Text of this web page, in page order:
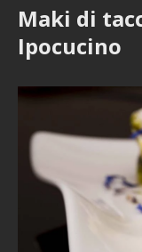
Maki di
Ipocucino